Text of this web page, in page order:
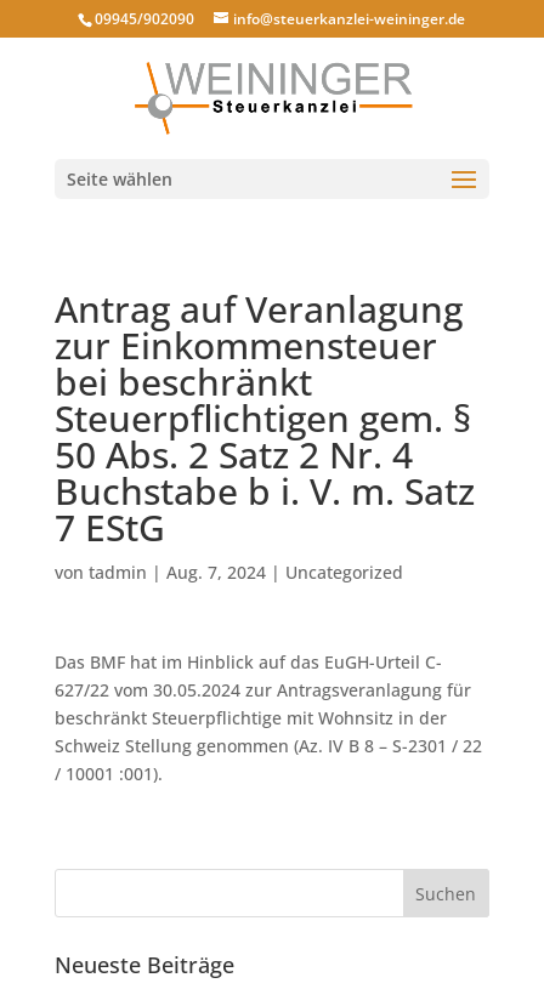
09945/902090 info@steuerkanzlei-weininger.de
Seite wählen
Antrag auf Veranlagung
zur Einkommensteuer
bei beschränkt
Steuerpflichtigen gem. §
50 Abs. 2 Satz 2 Nr. 4
Buchstabe b i. V. m. Satz
7 EStG
von tadmin | Aug. 7, 2024| Uncategorized
Das BMF hat im Hinblick auf das EuGH-Urteil C-
627/22 vom 30.05.2024 zur Antragsveranlagung für
beschränkt Steuerpflichtige mit Wohnsitz in der
Schweiz Stellung genommen (Az. IV B 8 – S-2301 / 22
/ 10001 :001).
Neueste Beiträge